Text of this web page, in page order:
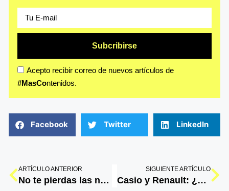
Acepto recibir correo de nuevos artículos de
#MasContenidos.
Subcribirse
Facebook Twitter LinkedIn
ARTÍCULO ANTERIOR
No te pierdas las nuevas tendencias para el 2023
SIGUIENTE ARTÍCULO
Casio y Renault: ¿Picarse o no picarse con Shakira?